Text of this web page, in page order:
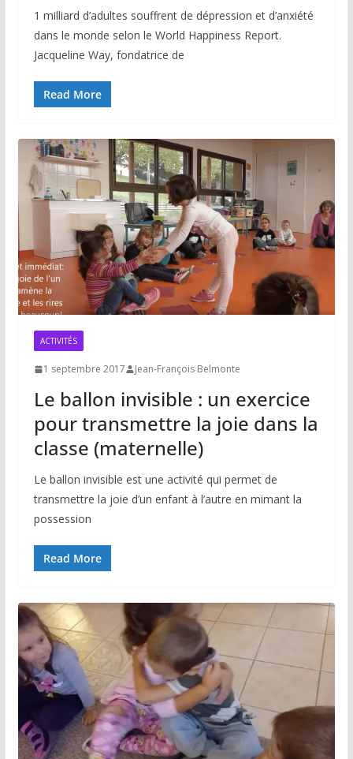
1 milliard d’adultes souffrent de dépression et d’anxiété
dans le monde selon le World Happiness Report.
Jacqueline Way, fondatrice de
Read More
ACTIVITÉS
1 septembre 2017 Jean-François Belmonte
Le ballon invisible : un exercice
pour transmettre la joie dans la
classe (maternelle)
Le ballon invisible est une activité qui permet de
transmettre la joie d’un enfant à l’autre en mimant la
possession
Read More